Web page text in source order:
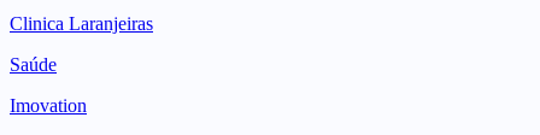
Clinica Laranjeiras
Saúde
Imovation